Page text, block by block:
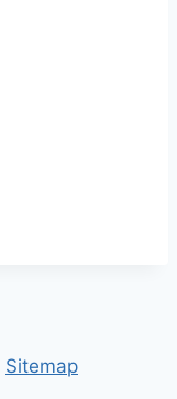
Sitemap